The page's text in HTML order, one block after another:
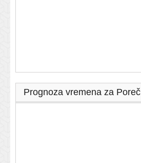
Prognoza vremena za Poreč